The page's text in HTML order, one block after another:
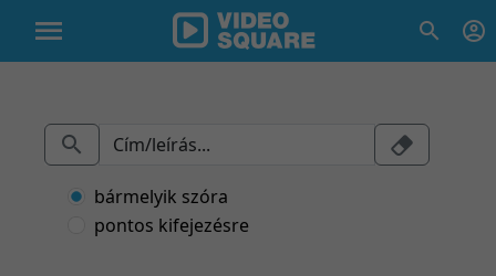
bármelyik szóra
pontos kifejezésre